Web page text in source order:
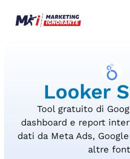
Looker
Tool gratuito di
dashboard e report
dati da Meta Ads,
altre